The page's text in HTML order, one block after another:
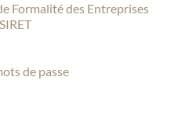
Formalité des Entreprises
de passe